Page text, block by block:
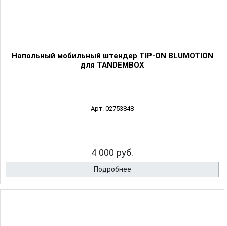
Напольный мобильный штендер TIP-ON BLUMOTION
для TANDEMBOX
Арт. 02753848
4 000 руб.
Подробнее